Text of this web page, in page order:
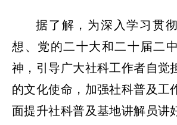
据了解，为深入学习贯
想、党的二十大和二十届二
神，引导广大社科工作者自觉
的文化使命，加强社科普及工
面提升社科普及基地讲解员讲